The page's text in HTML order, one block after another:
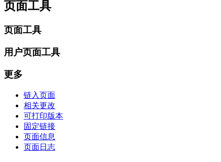
页面工具
页面工具
用户页面工具
更多
链入页面
相关更改
可打印版本
固定链接
页面信息
页面日志